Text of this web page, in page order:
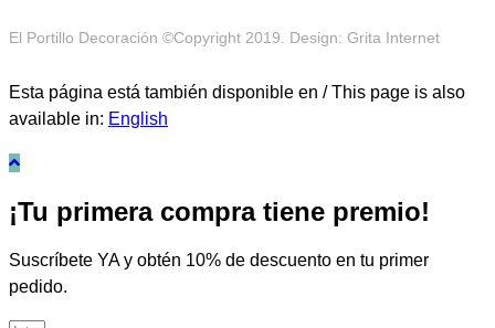
El Portillo Decoración ©Copyright 2019. Design: Grita Internet
Esta página está también disponible en / This page is also
available in: English
¡Tu primera compra tiene premio!
Suscríbete YA y obtén 10% de descuento en tu primer
pedido.